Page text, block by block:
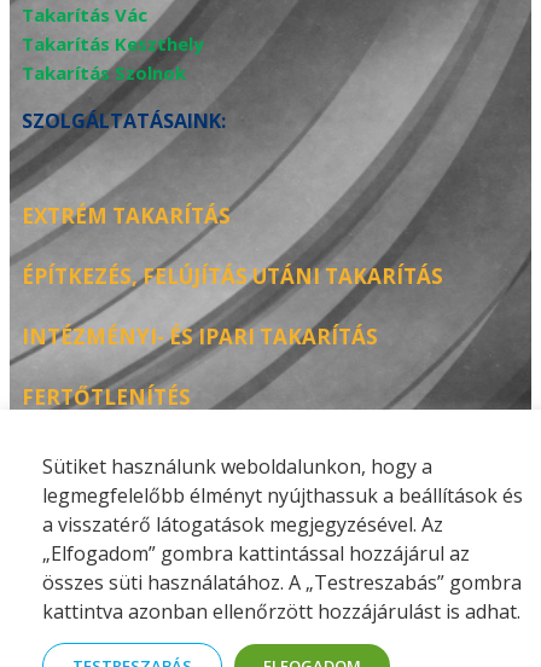
Takarítás Vác
Takarítás Keszthely
Takarítás Szolnok
SZOLGÁLTATÁSAINK:
EXTRÉM TAKARÍTÁS
ÉPÍTKEZÉS, FELÚJÍTÁS UTÁNI TAKARÍTÁS
INTÉZMÉNYI- ÉS IPARI TAKARÍTÁS
FERTŐTLENÍTÉS
Impresszum - Adatvédelmi tájékoztató -
Felhasználási feltételek
© 2026 MATERIALS BUILDING Kft. Minden jog fenntartva.
Sütiket használunk weboldalunkon, hogy a
legmegfelelőbb élményt nyújthassuk a beállítások és
a visszatérő látogatások megjegyzésével. Az
„Elfogadom” gombra kattintással hozzájárul az
összes süti használatához. A „Testreszabás” gombra
kattintva azonban ellenőrzött hozzájárulást is adhat.